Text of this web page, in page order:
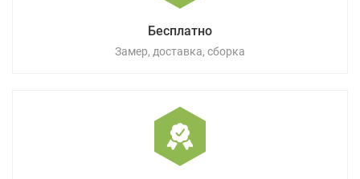
Бесплатно
Замер, доставка, сборка